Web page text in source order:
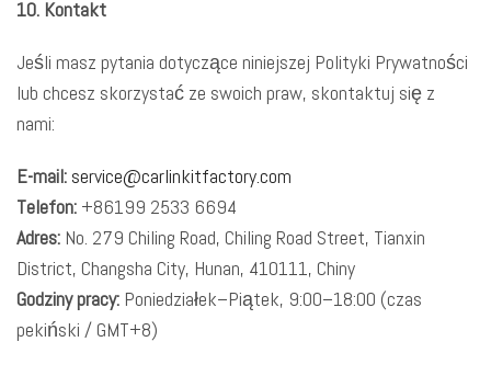
10. Kontakt
Jeśli masz pytania dotyczące niniejszej Polityki Prywatności
lub chcesz skorzystać ze swoich praw, skontaktuj się z
nami:
E-mail: service@carlinkitfactory.com
Telefon: +86199 2533 6694
Adres: No. 279 Chiling Road, Chiling Road Street, Tianxin
District, Changsha City, Hunan, 410111, Chiny
Godziny pracy: Poniedziałek–Piątek, 9:00–18:00 (czas
pekiński / GMT+8)